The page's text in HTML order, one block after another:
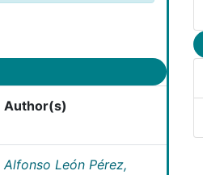
Author(s)
Alfonso León Pérez,